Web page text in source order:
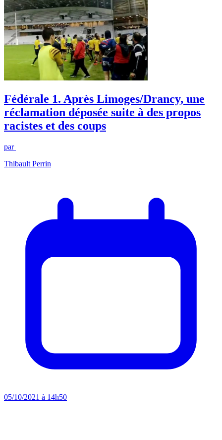
Fédérale 1. Après Limoges/Drancy, une
réclamation déposée suite à des propos
racistes et des coups
par
Thibault Perrin
05/10/2021 à 14h50